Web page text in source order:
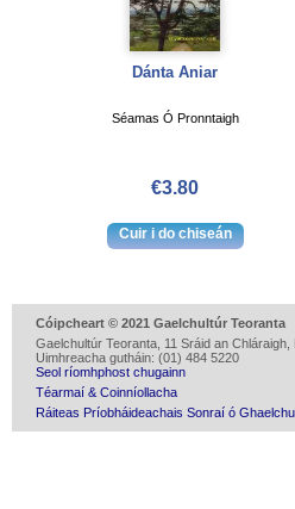
Dánta Aniar
Séamas Ó Pronntaigh
€3.80
Cóipcheart © 2021 Gaelchultúr Teoranta
Gaelchultúr Teoranta, 11 Sráid an Chláraigh,
Uimhreacha gutháin: (01) 484 5220
Seol ríomhphost chugainn
Téarmaí & Coinníollacha
Ráiteas Príobháideachais Sonraí ó